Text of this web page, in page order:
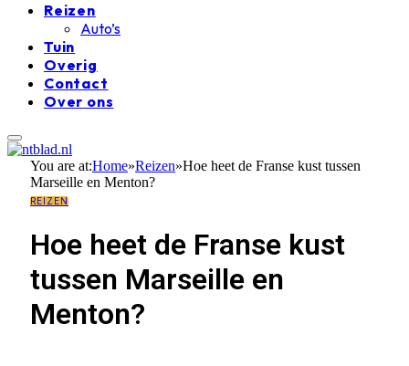
Reizen
Auto’s
Tuin
Overig
Contact
Over ons
You are at:Home»Reizen»Hoe heet de Franse kust tussen
Marseille en Menton?
REIZEN
Hoe heet de Franse kust
tussen Marseille en
Menton?